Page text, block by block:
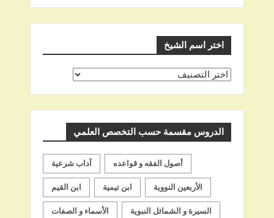
اختر اسم الشيخ
اختر
الدروس مقسمة حسب التخصص العلمي
آداب شرعية أصول الفقه و قواعده
ابن القيم ابن تيمية الأربعين النووية
الأسماء و الصفات السيرة و الشمائل النبوية